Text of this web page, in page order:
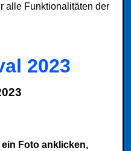
2023
Foto anklicken,
alle Funktionalitäten der